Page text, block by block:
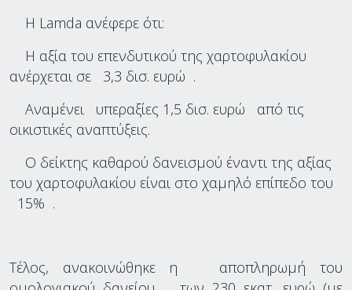
Η Lamda ανέφερε ότι:
Η αξία του επενδυτικού της χαρτοφυλακίου
ανέρχεται σε 3,3 δισ. ευρώ .
Αναμένει υπεραξίες 1,5 δισ. ευρώ από τις
οικιστικές αναπτύξεις.
Ο δείκτης καθαρού δανεισμού έναντι της αξίας
του χαρτοφυλακίου είναι στο χαμηλό επίπεδο του
15% .
Τέλος, ανακοινώθηκε η αποπληρωμή του